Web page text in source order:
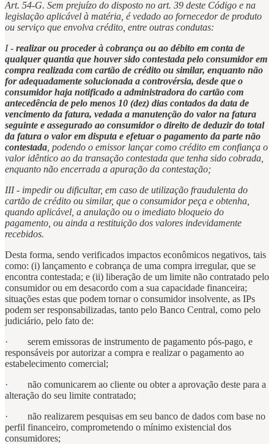
Art. 54-G. Sem prejuízo do disposto no art. 39 deste Código e na
legislação aplicável à matéria, é vedado ao fornecedor de produto
ou serviço que envolva crédito, entre outras condutas:
I - realizar ou proceder à cobrança ou ao débito em conta de
qualquer quantia que houver sido contestada pelo consumidor em
compra realizada com cartão de crédito ou similar, enquanto não
for adequadamente solucionada a controvérsia, desde que o
consumidor haja notificado a administradora do cartão com
antecedência de pelo menos 10 (dez) dias contados da data de
vencimento da fatura, vedada a manutenção do valor na fatura
seguinte e assegurado ao consumidor o direito de deduzir do total
da fatura o valor em disputa e efetuar o pagamento da parte não
contestada , podendo o emissor lançar como crédito em confiança o
valor idêntico ao da transação contestada que tenha sido cobrada,
enquanto não encerrada a apuração da contestação;
III - impedir ou dificultar, em caso de utilização fraudulenta do
cartão de crédito ou similar, que o consumidor peça e obtenha,
quando aplicável, a anulação ou o imediato bloqueio do
pagamento, ou ainda a restituição dos valores indevidamente
recebidos.
Desta forma, sendo verificados impactos econômicos negativos, tais
como: (i) lançamento e cobrança de uma compra irregular, que se
encontra contestada; e (ii) liberação de um limite não contratado pelo
consumidor ou em desacordo com a sua capacidade financeira;
situações estas que podem tornar o consumidor insolvente, as IPs
podem ser responsabilizadas, tanto pelo Banco Central, como pelo
judiciário, pelo fato de:
· serem emissoras de instrumento de pagamento pós-pago, e
responsáveis por autorizar a compra e realizar o pagamento ao
estabelecimento comercial;
· não comunicarem ao cliente ou obter a aprovação deste para a
alteração do seu limite contratado;
· não realizarem pesquisas em seu banco de dados com base no
perfil financeiro, comprometendo o mínimo existencial dos
consumidores;